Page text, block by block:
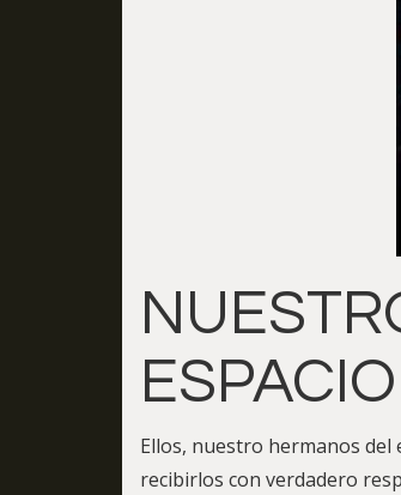
ESPACIO
Ellos, nuestro hermanos
recibirlos con verdadero